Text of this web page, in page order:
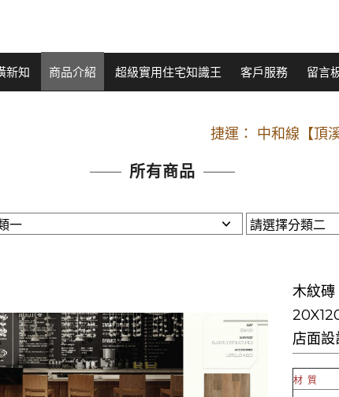
新知 商品介紹 超級實用住宅知識王 客戶服務 留言
捷運： 中和線【頂
原Line已滿 無法加Line好友 請
捷運： 中和線【頂
原Line已滿 無法加Line好友 請親
所有商品
木紋
店面
材 質